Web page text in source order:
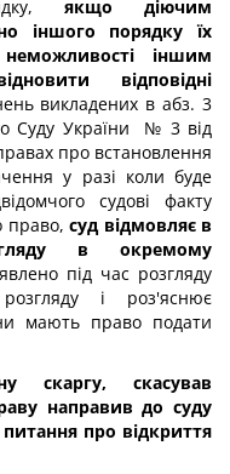
якщо діючим
іншого порядку їх
іншим
відповідні
викладених в абз. 3
Суду України № 3 від
про встановлення
у разі коли буде
судові факту
право, суд відмовляє в
в окремому
під час розгляду
і роз'яснює
мають право подати
скаргу, скасував
направив до суду
про відкриття